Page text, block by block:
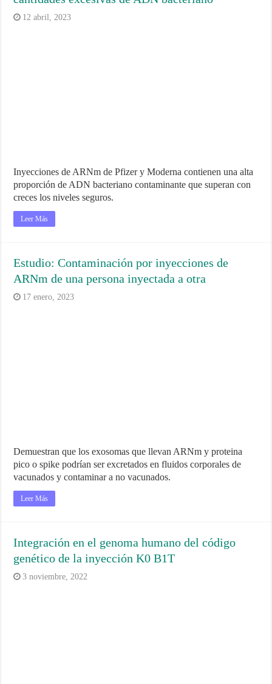
12 abril, 2023
Inyecciones de ARNm de Pfizer y Moderna contienen una alta
proporción de ADN bacteriano contaminante que superan con
creces los niveles seguros.
Leer Más
Estudio: Contaminación por inyecciones de
ARNm de una persona inyectada a otra
17 enero, 2023
Demuestran que los exosomas que llevan ARNm y proteina
pico o spike podrían ser excretados en fluidos corporales de
vacunados y contaminar a no vacunados.
Leer Más
Integración en el genoma humano del código
genético de la inyección K0 B1T
3 noviembre, 2022